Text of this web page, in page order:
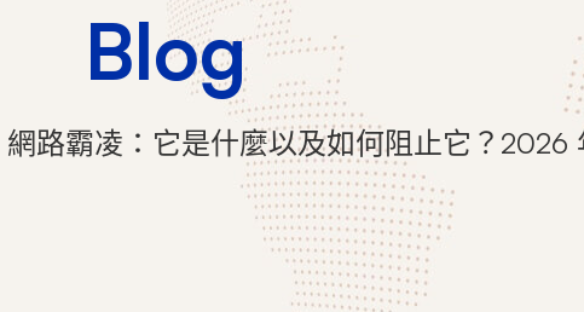
Blog
網路霸凌：它是什麼以及如何阻止它？2026